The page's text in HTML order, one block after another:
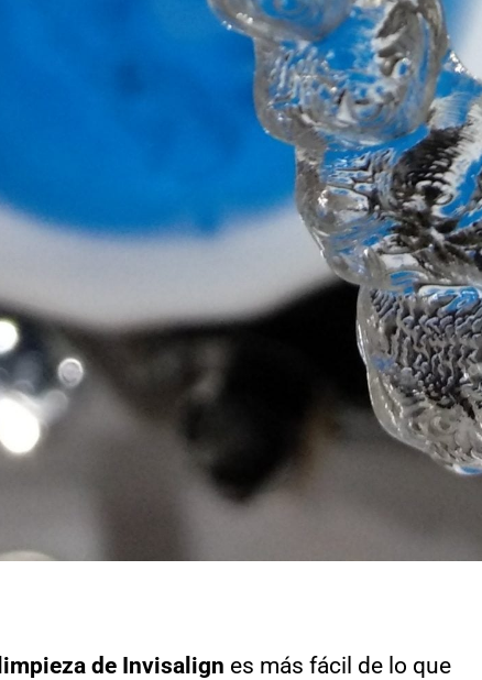
limpieza de Invisalign es más fácil de lo que